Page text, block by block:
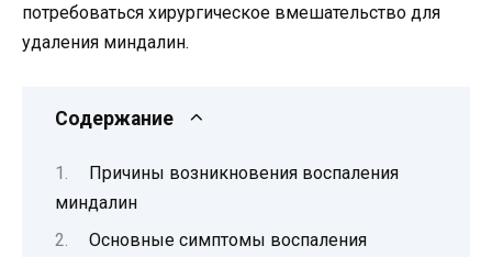
потребоваться хирургическое вмешательство для
удаления миндалин.
Содержание
Причины возникновения воспаления
миндалин
Основные симптомы воспаления